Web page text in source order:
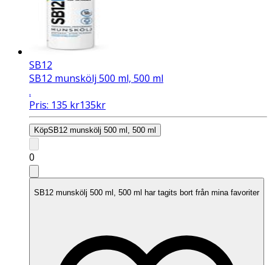
SB12
SB12 munskölj 500 ml, 500 ml
.
Pris: 135 kr135kr
KöpSB12 munskölj 500 ml, 500 ml
0
SB12 munskölj 500 ml, 500 ml har tagits bort från mina favoriter